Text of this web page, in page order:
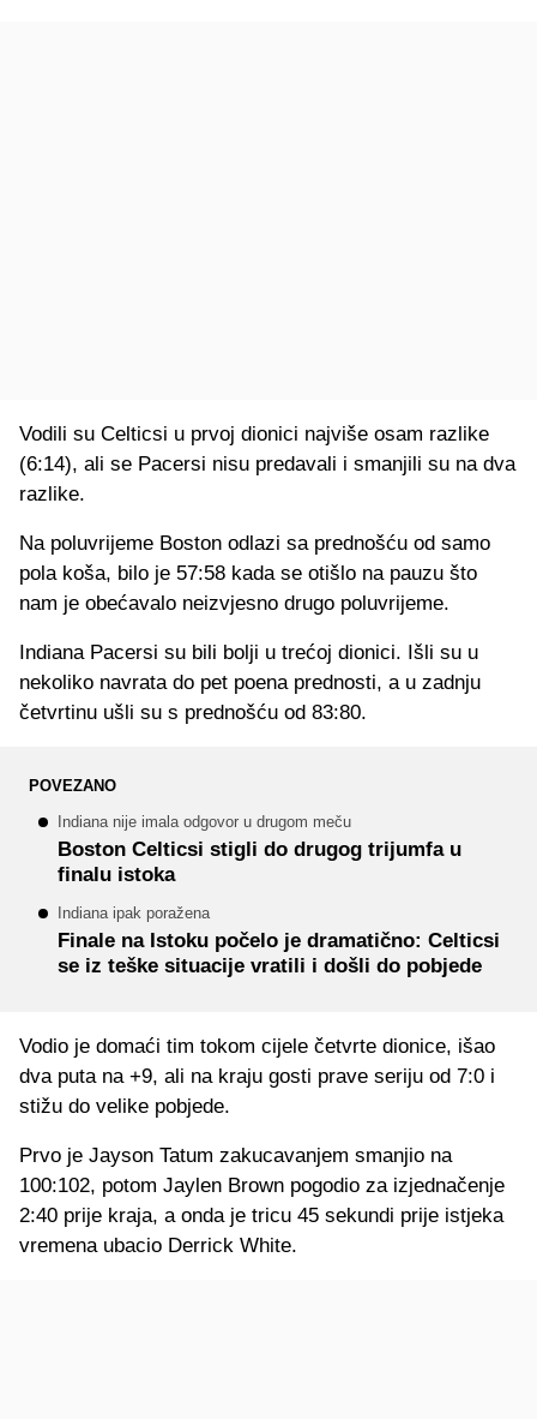
Vodili su Celticsi u prvoj dionici najviše osam razlike
(6:14), ali se Pacersi nisu predavali i smanjili su na dva
razlike.
Na poluvrijeme Boston odlazi sa prednošću od samo
pola koša, bilo je 57:58 kada se otišlo na pauzu što
nam je obećavalo neizvjesno drugo poluvrijeme.
Indiana Pacersi su bili bolji u trećoj dionici. Išli su u
nekoliko navrata do pet poena prednosti, a u zadnju
četvrtinu ušli su s prednošću od 83:80.
POVEZANO
Indiana nije imala odgovor u drugom meču
Boston Celticsi stigli do drugog trijumfa u
finalu istoka
Indiana ipak poražena
Finale na Istoku počelo je dramatično: Celticsi
se iz teške situacije vratili i došli do pobjede
Vodio je domaći tim tokom cijele četvrte dionice, išao
dva puta na +9, ali na kraju gosti prave seriju od 7:0 i
stižu do velike pobjede.
Prvo je Jayson Tatum zakucavanjem smanjio na
100:102, potom Jaylen Brown pogodio za izjednačenje
2:40 prije kraja, a onda je tricu 45 sekundi prije istjeka
vremena ubacio Derrick White.